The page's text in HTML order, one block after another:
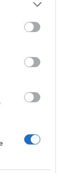
12:00
bombers
els treballs
la zona.